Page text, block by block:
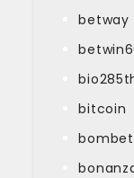
betway
bitcoin